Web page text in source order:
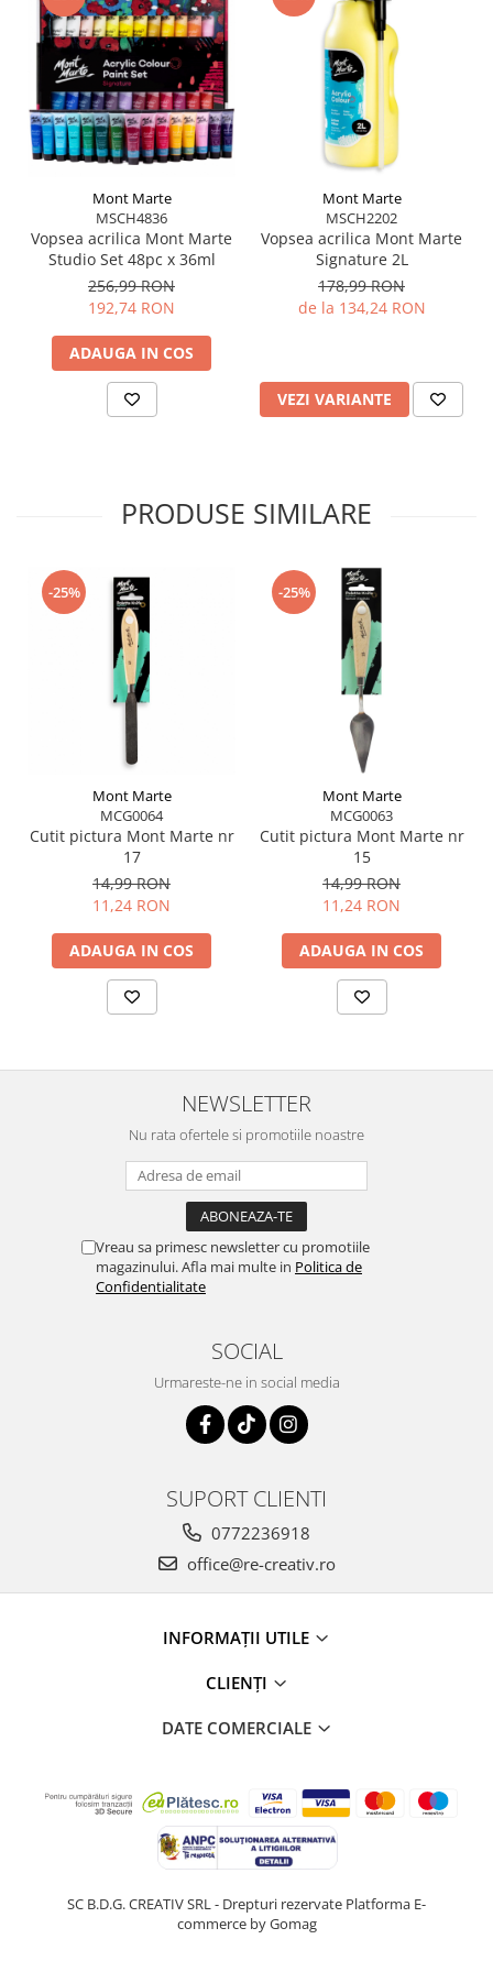
Mont Marte
MSCH4836
Vopsea acrilica Mont Marte
Studio Set 48pc x 36ml
256,99 RON
192,74 RON
ADAUGA IN COS
Mont Marte
MSCH2202
Vopsea acrilica Mont Marte
Signature 2L
178,99 RON
de la 134,24 RON
VEZI VARIANTE
PRODUSE SIMILARE
-25%
Mont Marte
MCG0064
Cutit pictura Mont Marte nr
17
14,99 RON
11,24 RON
ADAUGA IN COS
-25%
Mont Marte
MCG0063
Cutit pictura Mont Marte nr
15
14,99 RON
11,24 RON
ADAUGA IN COS
NEWSLETTER
Nu rata ofertele si promotiile noastre
Vreau sa primesc newsletter cu promotiile
magazinului. Afla mai multe in Politica de
Confidentialitate
SOCIAL
Urmareste-ne in social media
SUPORT CLIENTI
0772236918
office@re-creativ.ro
INFORMAȚII UTILE
CLIENȚI
DATE COMERCIALE
SC B.D.G. CREATIV SRL - Drepturi rezervate Platforma E-
commerce by Gomag